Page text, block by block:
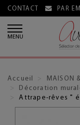
CONTACT PAR
MENU
Accueil MAISON
Décoration
Attrape-rêves "